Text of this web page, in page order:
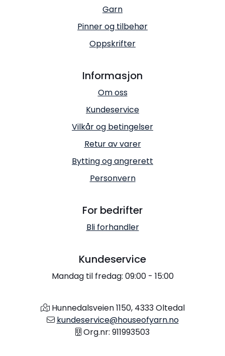
Garn
Pinner og tilbehør
Oppskrifter
Informasjon
Om oss
Kundeservice
Vilkår og betingelser
Retur av varer
Bytting og angrerett
Personvern
For bedrifter
Bli forhandler
Kundeservice
Mandag til fredag: 09:00 - 15:00
Hunnedalsveien 1150, 4333 Oltedal
kundeservice@houseofyarn.no
Org.nr: 911993503